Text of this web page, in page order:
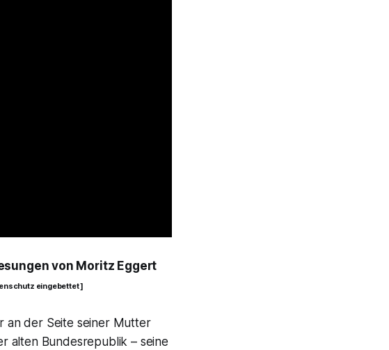
von Moritz Eggert
eingebettet ]
an der Seite seiner Mutter
alten Bundesrepublik – seine